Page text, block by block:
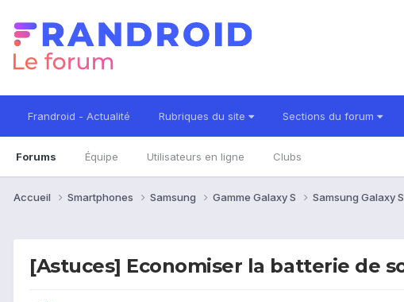
Frandroid - Actualité Rubriques du site Sections du forum
Forums Équipe Utilisateurs en ligne Clubs
Accueil Smartphones Samsung Gamme Galaxy S Samsung Galaxy S
[Astuces] Economiser la batterie de